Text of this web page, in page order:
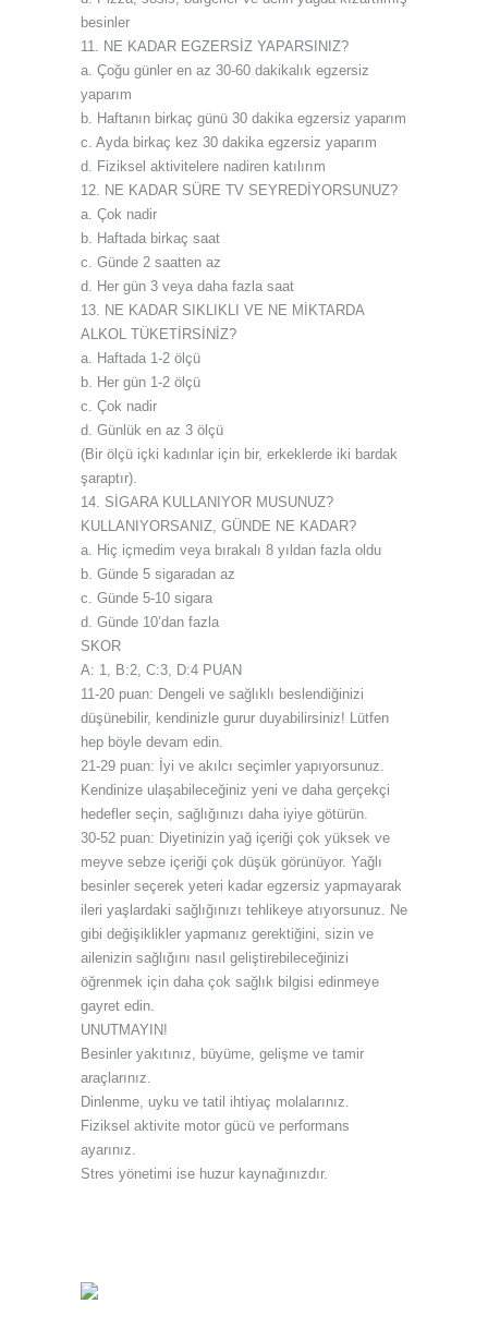
besinler
11. NE KADAR EGZERSİZ YAPARSINIZ?
a. Çoğu günler en az 30-60 dakikalık egzersiz
yaparım
b. Haftanın birkaç günü 30 dakika egzersiz yaparım
c. Ayda birkaç kez 30 dakika egzersiz yaparım
d. Fiziksel aktivitelere nadiren katılırım
12. NE KADAR SÜRE TV SEYREDİYORSUNUZ?
a. Çok nadir
b. Haftada birkaç saat
c. Günde 2 saatten az
d. Her gün 3 veya daha fazla saat
13. NE KADAR SIKLIKLI VE NE MİKTARDA
ALKOL TÜKETİRSİNİZ?
a. Haftada 1-2 ölçü
b. Her gün 1-2 ölçü
c. Çok nadir
d. Günlük en az 3 ölçü
(Bir ölçü içki kadınlar için bir, erkeklerde iki bardak
şaraptır).
14. SİGARA KULLANIYOR MUSUNUZ?
KULLANIYORSANIZ, GÜNDE NE KADAR?
a. Hiç içmedim veya bırakalı 8 yıldan fazla oldu
b. Günde 5 sigaradan az
c. Günde 5-10 sigara
d. Günde 10’dan fazla
SKOR
A: 1, B:2, C:3, D:4 PUAN
11-20 puan: Dengeli ve sağlıklı beslendiğinizi
düşünebilir, kendinizle gurur duyabilirsiniz! Lütfen
hep böyle devam edin.
21-29 puan: İyi ve akılcı seçimler yapıyorsunuz.
Kendinize ulaşabileceğiniz yeni ve daha gerçekçi
hedefler seçin, sağlığınızı daha iyiye götürün.
30-52 puan: Diyetinizin yağ içeriği çok yüksek ve
meyve sebze içeriği çok düşük görünüyor. Yağlı
besinler seçerek yeteri kadar egzersiz yapmayarak
ileri yaşlardaki sağlığınızı tehlikeye atıyorsunuz. Ne
gibi değişiklikler yapmanız gerektiğini, sizin ve
ailenizin sağlığını nasıl geliştirebileceğinizi
öğrenmek için daha çok sağlık bilgisi edinmeye
gayret edin.
UNUTMAYIN!
Besinler yakıtınız, büyüme, gelişme ve tamir
araçlarınız.
Dinlenme, uyku ve tatil ihtiyaç molalarınız.
Fiziksel aktivite motor gücü ve performans
ayarınız.
Stres yönetimi ise huzur kaynağınızdır.